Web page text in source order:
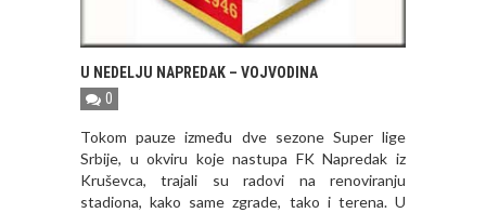
U NEDELJU NAPREDAK – VOJVODINA
0
Tokom pauze između dve sezone Super lige
Srbije, u okviru koje nastupa FK Napredak iz
Kruševca, trajali su radovi na renoviranju
stadiona, kako same zgrade, tako i terena. U